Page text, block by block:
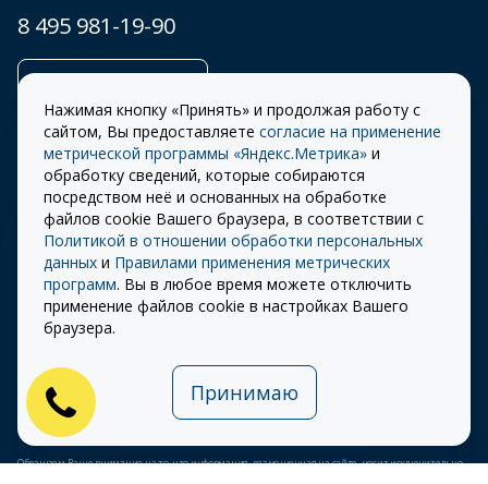
8 495 981-19-90
© 2026 «СТОУН-XXI»
Разработка сайта –
ITECH
Правила
использования cookie
Правила пользования
сайтом
Политика
конфиденциальности
Публичная оферта на
использование ПЭП
Обращаем Ваше внимание на то, что информация, размещенная на сайте, носит исключительно
Нажимая кнопку «Принять» и продолжая работу с
сайтом, Вы предоставляете согласие на применение
метрической программы «Яндекс.Метрика» и
обработку сведений, которые собираются
посредством неё и основанных на обработке
файлов cookie Вашего браузера, в соответствии с
Политикой в отношении обработки персональных
данных и Правилами применения метрических
программ. Вы в любое время можете отключить
применение файлов cookie в настройках Вашего
браузера.
Принимаю